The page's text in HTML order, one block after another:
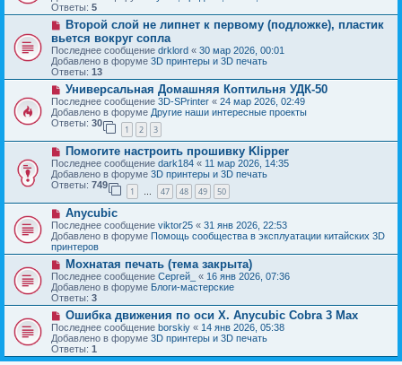
е
н
е
о
е
о
о
б
щ
е
н
и
е
Ответы: 5
Н
в
о
е
с
о
о
б
щ
н
е
Второй слой не липнет к первому (подложке), пластик
вьется вокруг сопла
Последнее сообщение drklord « 30 мар 2026, 00:01
Добавлено в форуме 3D принтеры и 3D печать
Ответы: 13
Н
о
в
о
с
о
б
щ
н
и
е
Универсальная Домашняя Коптильня УДК-50
Последнее сообщение 3D-SPrinter « 24 мар 2026, 02:49
Добавлено в форуме Другие наши интересные проекты
Ответы: 30
1 2 3
Н
о
в
о
е
с
о
о
б
щ
е
н
и
е
Помогите настроить прошивку Klipper
Последнее сообщение dark184 « 11 мар 2026, 14:35
Добавлено в форуме 3D принтеры и 3D печать
Ответы: 749
1 … 47 48 49 50
Н
о
в
о
е
о
о
б
щ
е
н
и
е
Anycubic
Последнее сообщение viktor25 « 31 янв 2026, 22:53
Добавлено в форуме Помощь сообщества в эксплуатации китайских 3D
принтеров
Н
о
в
о
е
с
о
о
б
щ
Мохнатая печать (тема закрыта)
Последнее сообщение Сергей_ « 16 янв 2026, 07:36
Добавлено в форуме Блоги-мастерские
Ответы: 3
Н
о
в
о
е
Ошибка движения по оси Х. Anycubic Cobra 3 Max
Последнее сообщение borskiy « 14 янв 2026, 05:38
Добавлено в форуме 3D принтеры и 3D печать
Ответы: 1